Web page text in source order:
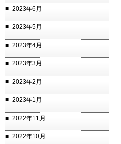
2023年6月
2023年5月
2023年4月
2023年3月
2023年2月
2023年1月
2022年11月
2022年10月